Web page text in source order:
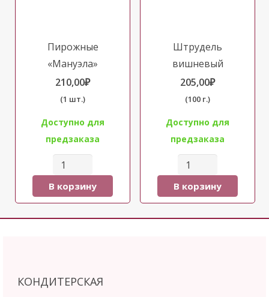
Пирожные
«Мануэла»
210,00₽
(1 шт.)
Доступно для
предзаказа
Количество
товара
Пирожные
В корзину
Штрудель
вишневый
205,00₽
(100 г.)
Доступно для
предзаказа
Количество
товара
Штрудель
В корзину
КОНДИТЕРСКАЯ